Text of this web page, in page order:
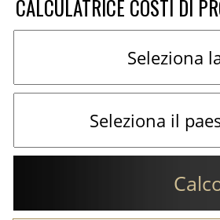
CALCULATRICE COSTI DI